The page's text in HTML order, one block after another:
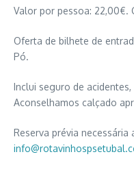
Valor por pessoa: 22,00€.
Oferta de bilhete de
Pó.
Inclui seguro de
Aconselhamos calçado
Reserva prévia necessária